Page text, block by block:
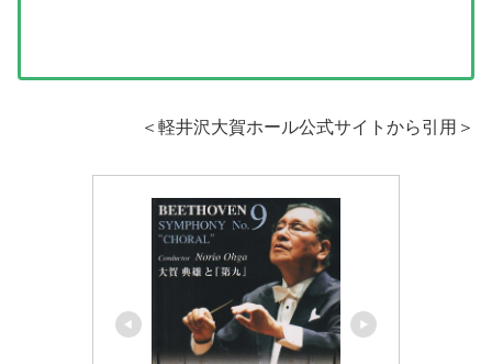
＜軽井沢大賀ホール公式サイトから引用＞